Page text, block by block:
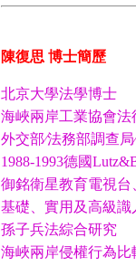
陳復思 博士簡歷
北京大學法學博士
海峽兩岸工業協會法
外交部∕法務部調查
1988-1993德國
御銘衛星教育電視
基礎、實用及高級識
孫子兵法綜合研究
海峽兩岸侵權行為比